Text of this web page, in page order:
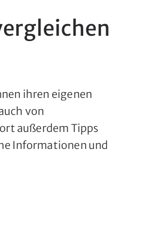
ihren eigenen
von
außerdem Tipps
Informationen und